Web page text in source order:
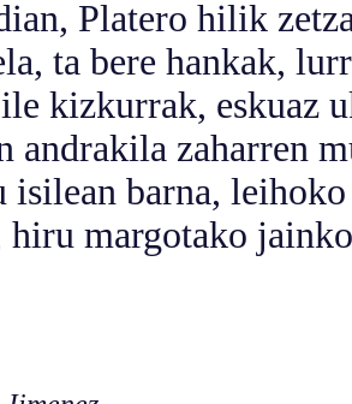
Platero hilik
ta bere hankak,
kizkurrak, eskuaz
andrakila zaharren
barna, leihoko
hiru margotako